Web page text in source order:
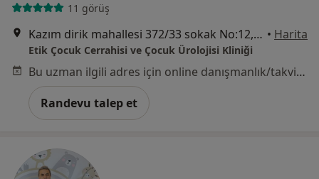
11 görüş
Kazım dirik mahallesi 372/33 sokak No:12, İzmir • Harita
Etik Çocuk Cerrahisi ve Çocuk Ürolojisi Kliniği
Bu uzman ilgili adres için online danışmanlık/takvim sunmuyor.
Randevu talep et